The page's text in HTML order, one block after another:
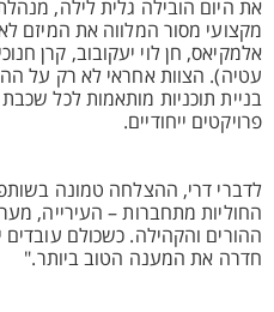
את היום הובילה גלית לילה,
מקצועי מסור המלווה את המיזם
אלמקיאס, חן לוי יעקובוב, קרן
עטיה). הצוות אחראי לא רק על
בניית תוכניות מותאמות לכל
פרויקטים ייחודיים.
לדברי דרי, ההצלחה טמונה
החוליות מתחברות – העירייה,
ההורים והקהילה. כשכולם עובדים
חדרה את המענה הטוב ביותר."